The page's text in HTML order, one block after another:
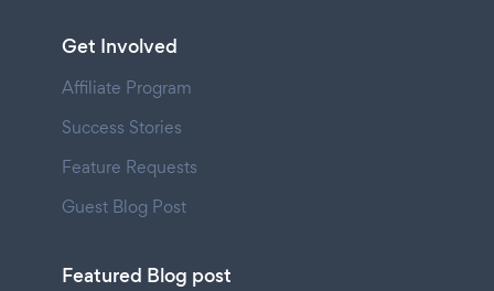
Get Involved
Affiliate Program
Success Stories
Feature Requests
Guest Blog Post
Featured Blog post